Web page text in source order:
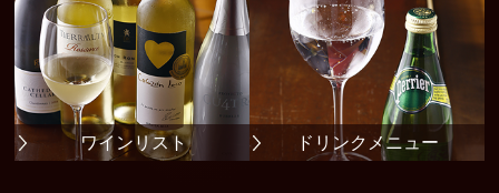
ワインリスト ドリンクメニュー